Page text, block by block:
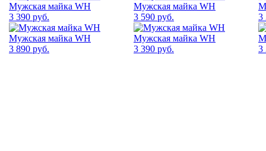
Мужская майка WH
3 390 руб.
Мужская майка WH
3 590 руб.
3
Мужская майка WH
3 890 руб.
Мужская майка WH
3 390 руб.
3